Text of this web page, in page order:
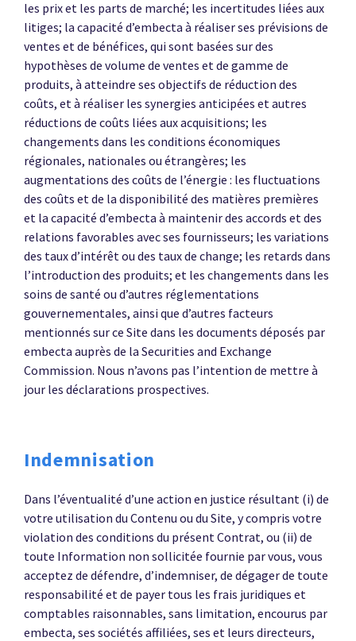
les prix et les parts de marché; les incertitudes liées aux
litiges; la capacité d’embecta à réaliser ses prévisions de
ventes et de bénéfices, qui sont basées sur des
hypothèses de volume de ventes et de gamme de
produits, à atteindre ses objectifs de réduction des
coûts, et à réaliser les synergies anticipées et autres
réductions de coûts liées aux acquisitions; les
changements dans les conditions économiques
régionales, nationales ou étrangères; les
augmentations des coûts de l’énergie : les fluctuations
des coûts et de la disponibilité des matières premières
et la capacité d’embecta à maintenir des accords et des
relations favorables avec ses fournisseurs; les variations
des taux d’intérêt ou des taux de change; les retards dans
l’introduction des produits; et les changements dans les
soins de santé ou d’autres réglementations
gouvernementales, ainsi que d’autres facteurs
mentionnés sur ce Site dans les documents déposés par
embecta auprès de la Securities and Exchange
Commission. Nous n’avons pas l’intention de mettre à
jour les déclarations prospectives.
Indemnisation
Dans l’éventualité d’une action en justice résultant (i) de
votre utilisation du Contenu ou du Site, y compris votre
violation des conditions du présent Contrat, ou (ii) de
toute Information non sollicitée fournie par vous, vous
acceptez de défendre, d’indemniser, de dégager de toute
responsabilité et de payer tous les frais juridiques et
comptables raisonnables, sans limitation, encourus par
embecta, ses sociétés affiliées, ses et leurs directeurs,